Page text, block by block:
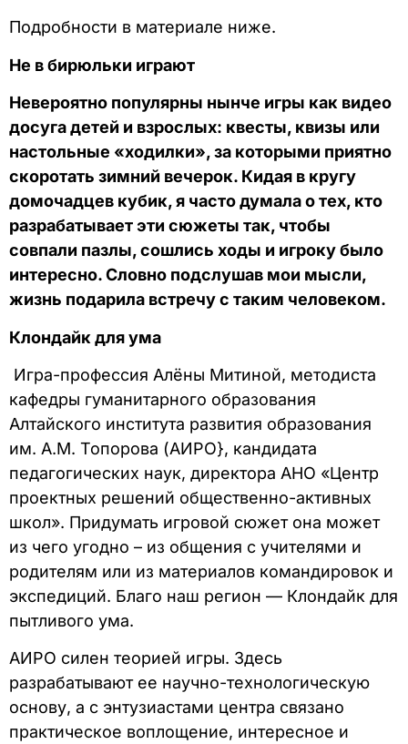
Подробности в материале ниже.
Не в бирюльки играют
Невероятно популярны нынче игры как видео
досуга детей и взрослых: квесты, квизы или
настольные «ходилки», за которыми приятно
скоротать зимний вечерок. Кидая в кругу
домочадцев кубик, я часто думала о тех, кто
разрабатывает эти сюжеты так, чтобы
совпали пазлы, сошлись ходы и игроку было
интересно. Словно подслушав мои мысли,
жизнь подарила встречу с таким человеком.
Клондайк для ума
Игра-профессия Алёны Митиной, методиста
кафедры гуманитарного образования
Алтайского института развития образования
им. А.М. Топорова (АИРО}, кандидата
педагогических наук, директора АНО «Центр
проектных решений общественно-активных
школ». Придумать игровой сюжет она может
из чего угодно – из общения с учителями и
родителям или из материалов командировок и
экспедиций. Благо наш регион — Клондайк для
пытливого ума.
АИРО силен теорией игры. Здесь
разрабатывают ее научно-технологическую
основу, а с энтузиастами центра связано
практическое воплощение, интересное и